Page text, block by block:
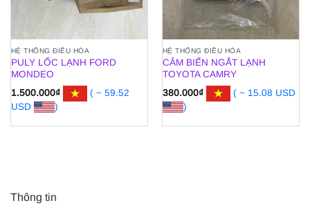
HỆ THỐNG ĐIỀU HÒA
PULY LỐC LẠNH FORD
MONDEO
1.500.000₫
( ~ 59.52
USD
)
HỆ THỐNG ĐIỀU HÒA
CẢM BIẾN NGẮT LẠNH
TOYOTA CAMRY
380.000₫
( ~ 15.08 USD
)
Thông tin